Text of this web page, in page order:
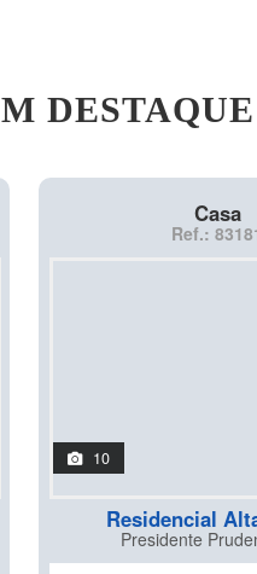
DESTAQUE
Casa
Ref.:
10
Residencial
Presidente